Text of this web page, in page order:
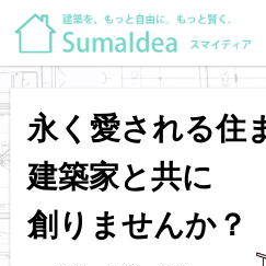
永く愛される住
建築家と共に
創りませんか？